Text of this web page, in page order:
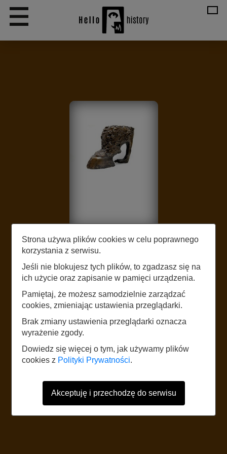
LISTEN
MELUZYNA
I KOPYTKO
START
The website uses mobile data according to the standard rates of the
network operator. It is recommended to have a tariff with mobile internet.
Foreign users should refer to the current Internet data roaming tariff table.
Strona używa plików cookies w celu poprawnego
korzystania z serwisu.
Jeśli nie blokujesz tych plików, to zgadzasz się na
ich użycie oraz zapisanie w pamięci urządzenia.
Pamiętaj, że możesz samodzielnie zarządzać
cookies, zmieniając ustawienia przeglądarki.
Brak zmiany ustawienia przeglądarki oznacza
wyrażenie zgody.
Dowiedz się więcej o tym, jak używamy plików
cookies z Polityki Prywatności.
Akceptuję i przechodzę do serwisu